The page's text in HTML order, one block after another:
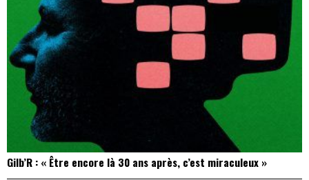
Gilb’R : « Être encore là 30 ans après, c’est miraculeux »